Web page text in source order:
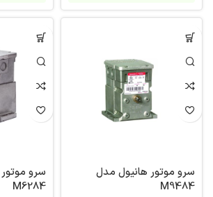
سرو موتور هانیول مدل
M9484
سرو
M6284